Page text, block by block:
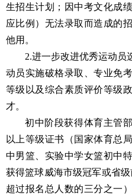
生招生计划；因中考文化成
应比例）无法录取而造成的
他用。
2.进一步改进优秀运动员
动员实施破格录取、专业免
等级以及综合素质评价等级
才。
初中阶段获得体育主管
以上等级证书（国家体育总
中男篮、实验中学女篮初中
获得篮球威海市级冠军或省
超过报名总人数的三分之一